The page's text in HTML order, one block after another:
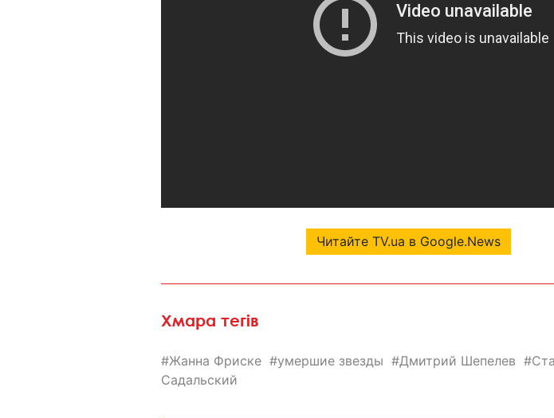
Читайте TV.ua в Google.News
Хмара тегів
Жанна Фриске умершие звезды Дмитрий Шепелев
Садальский